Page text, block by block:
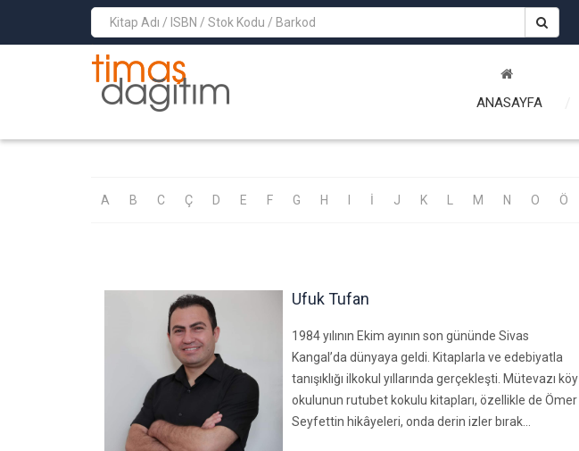
>
ANASAYFA
A B C Ç D E F G H İ J K M N O Ö
Ufuk Tufan
1984 yılının Ekim ayının son gününde Sivas
Kangal’da dünyaya geldi. Kitaplarla ve edebiyatla
tanışıklığı ilkokul yıllarında gerçekleşti. Mütevazı köy
okulunun rutubet kokulu kitapları, özellikle de Ömer
Seyfettin hikâyeleri, onda derin izler bırak...